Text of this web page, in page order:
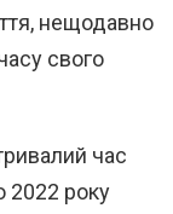
нещодавно
свого
час
2022 року